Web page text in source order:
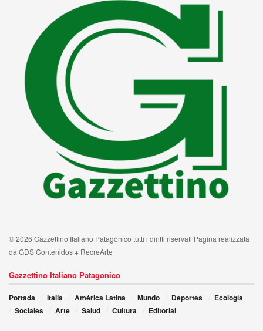
© 2026 Gazzettino Italiano Patagónico tutti i diritti riservati Pagina realizzata
da GDS Contenidos + RecreArte
Gazzettino Italiano Patagonico
Portada Italia América Latina Mundo Deportes
Ecología
Sociales
Arte Salud Cultura Editorial